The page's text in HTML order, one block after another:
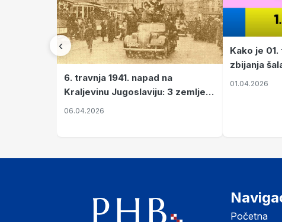
‹
6. travnja 1941. napad na
Kraljevinu Jugoslaviju: 3 zemlje
nastale njenim raspadom
06.04.2026
Kako je
zbijanja
01.04.2026
Početna